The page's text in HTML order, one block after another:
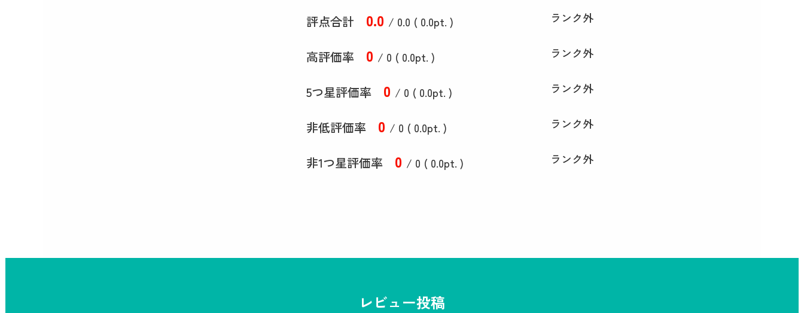
評点合計 0.0 / 0.0 ( 0.0pt. ) ランク外
高評価率 0 / 0 ( 0.0pt. ) ランク外
5つ星評価率 0 / 0 ( 0.0pt. ) ランク外
非低評価率 0 / 0 ( 0.0pt. ) ランク外
非1つ星評価率 0 / 0 ( 0.0pt. ) ランク外
レビュー投稿